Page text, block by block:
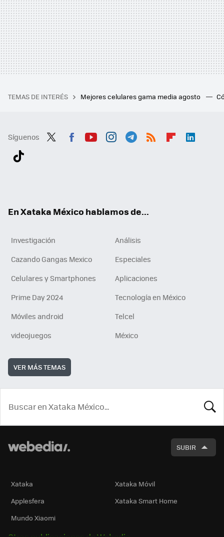
TEMAS DE INTERÉS Mejores celulares gama media agosto
Síguenos
En Xataka México hablamos de...
Investigación
Análisis
Cazando Gangas Mexico
Especiales
Celulares y Smartphones
Aplicaciones
Prime Day 2024
Tecnología en México
Móviles android
Telcel
videojuegos
México
VER MÁS TEMAS
SUBIR
Xataka
Xataka Móvil
Applesfera
Xataka Smart Home
Mundo Xiaomi